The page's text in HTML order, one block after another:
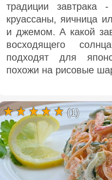
традиции завтрака
круассаны, яичница
и джемом. А какой
восходящего
подходят для
похожи на рисовые
(1)